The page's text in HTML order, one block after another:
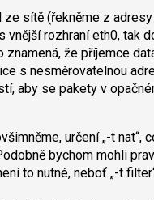
sítě (řekněme z
rozhraní eth0, tak
znamená, že příjemce
s nesměrovatelnou
aby se pakety v
určení „-t nat“,
bychom mohli
to nutné, neboť „-t